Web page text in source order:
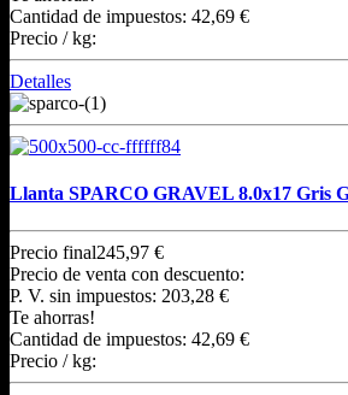
Cantidad de impuestos: 42,69 €
Precio / kg:
Detalles
Llanta SPARCO GRAVEL 8.0x17 Gris
Precio final245,97 €
Precio de venta con descuento:
P. V. sin impuestos: 203,28 €
Te ahorras!
Cantidad de impuestos: 42,69 €
Precio / kg: